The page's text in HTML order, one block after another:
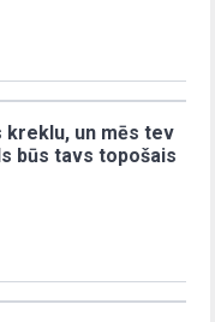
kreklu, un mēs tev
būs tavs topošais